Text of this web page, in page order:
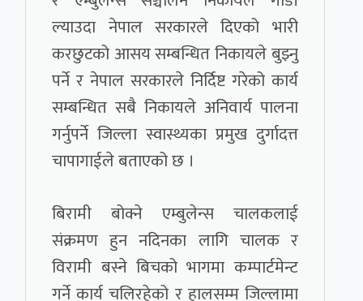
ल्याउदा नेपाल सरकारले दिएको भारी
करछुटको आसय सम्बन्धित निकायले बुझ्नु
पर्ने र नेपाल सरकारले निर्दिष्ट गरेको कार्य
सम्बन्धित सबै निकायले अनिवार्य पालना
गर्नुपर्ने जिल्ला स्वास्थ्यका प्रमुख दुर्गादत्त
चापागाईले बताएको छ ।
बिरामी बोक्ने एम्बुलेन्स चालकलाई
संक्रमण हुन नदिनका लागि चालक र
विरामी बस्ने बिचको भागमा कम्पार्टमेन्ट
गर्ने कार्य चलिरहेको र हालसम्म जिल्लामा